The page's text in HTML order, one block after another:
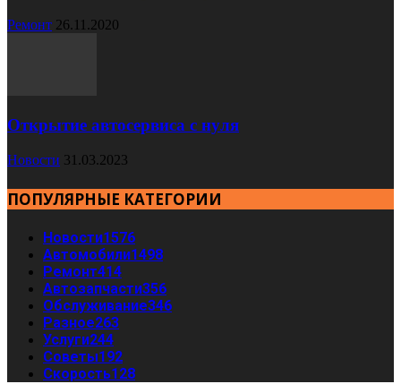
Ремонт 26.11.2020
Открытие автосервиса с нуля
Новости 31.03.2023
ПОПУЛЯРНЫЕ КАТЕГОРИИ
Новости1576
Автомобили1498
Ремонт414
Автозапчасти356
Обслуживание346
Разное263
Услуги244
Советы192
Скорость128